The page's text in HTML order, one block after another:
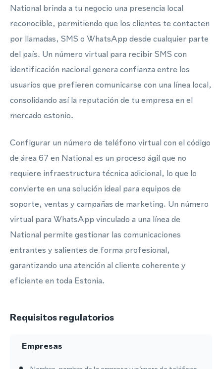
National brinda a tu negocio una presencia local
reconocible, permitiendo que los clientes te contacten
por llamadas, SMS o WhatsApp desde cualquier parte
del país. Un número virtual para recibir SMS con
identificación nacional genera confianza entre los
usuarios que prefieren comunicarse con una línea local,
consolidando así la reputación de tu empresa en el
mercado estonio.
Configurar un número de teléfono virtual con el código
de área 67 en National es un proceso ágil que no
requiere infraestructura técnica adicional, lo que lo
convierte en una solución ideal para equipos de
soporte, ventas y campañas de marketing. Un número
virtual para WhatsApp vinculado a una línea de
National permite gestionar las comunicaciones
entrantes y salientes de forma profesional,
garantizando una atención al cliente coherente y
eficiente en toda Estonia.
Requisitos regulatorios
Empresas